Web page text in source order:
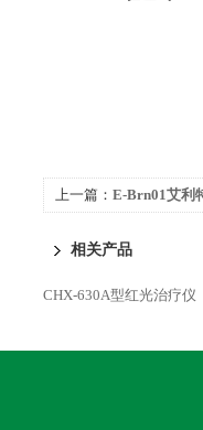
上一篇： E-Brn01艾利
相关产品
CHX-630A型红光治疗仪